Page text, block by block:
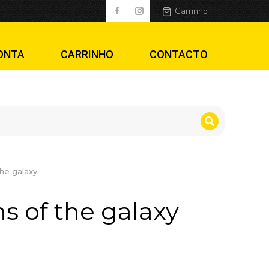
Carrinho
CARRINHO CONTACTO
galaxy
of the galaxy